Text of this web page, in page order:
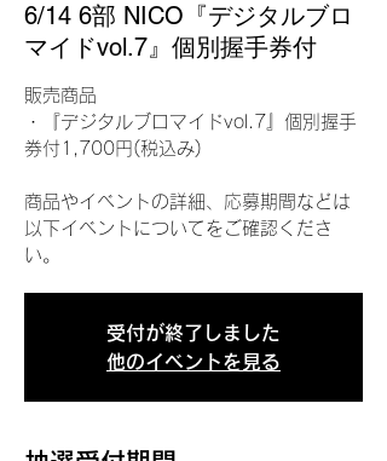
6/14 6部 NICO『デジタルブロ
マイドvol.7』個別握手券付
販売商品
・『デジタルブロマイドvol.7』個別握手
券付1,700円(税込み)
商品やイベントの詳細、応募期間などは
以下イベントについてをご確認くださ
い。
受付が終了しました
他のイベントを見る